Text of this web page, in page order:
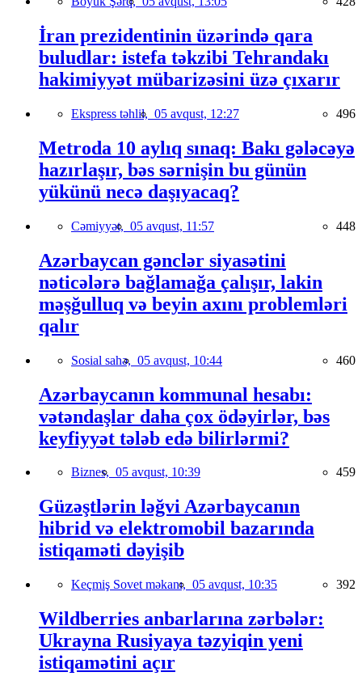
İran prezidentinin üzərində qara
buludlar: istefa təkzibi Tehrandakı
hakimiyyət mübarizəsini üzə çıxarır
Ekspress təhlil, 05 avqust, 12:27 496
Metroda 10 aylıq sınaq: Bakı gələcəyə
hazırlaşır, bəs sərnişin bu günün
yükünü necə daşıyacaq?
Cəmiyyət, 05 avqust, 11:57 448
Azərbaycan gənclər siyasətini
nəticələrə bağlamağa çalışır, lakin
məşğulluq və beyin axını problemləri
qalır
Sosial sahə, 05 avqust, 10:44 460
Azərbaycanın kommunal hesabı:
vətəndaşlar daha çox ödəyirlər, bəs
keyfiyyət tələb edə bilirlərmi?
Biznes, 05 avqust, 10:39 459
Güzəştlərin ləğvi Azərbaycanın
hibrid və elektromobil bazarında
istiqaməti dəyişib
Keçmiş Sovet məkanı, 05 avqust, 10:35 392
Wildberries anbarlarına zərbələr:
Ukrayna Rusiyaya təzyiqin yeni
istiqamətini açır